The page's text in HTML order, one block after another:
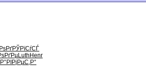
РЎРїСѓСЃ
Luth Henr
РјРµС‚Р°